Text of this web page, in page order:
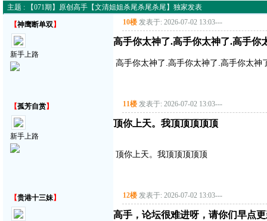
主题 : 【071期】原创高手【文清姐姐杀尾杀尾杀尾】独家发表
【神鹰断单双】
新手上路
10楼 发表于: 2026-07-02 13:03---
高手你太神了.高手你太神了.高手你
高手你太神了.高手你太神了.高手你太神
【孤芳自赏】
新手上路
11楼 发表于: 2026-07-02 13:03---
顶你上天。我顶顶顶顶顶
顶你上天。我顶顶顶顶顶
【贵港十三妹】 12楼 发表于: 2026-07-02 13:03---
高手，论坛很难进呀，请你们早点